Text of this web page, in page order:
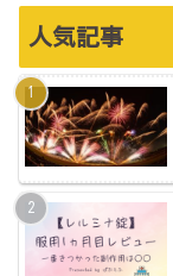
人気記事